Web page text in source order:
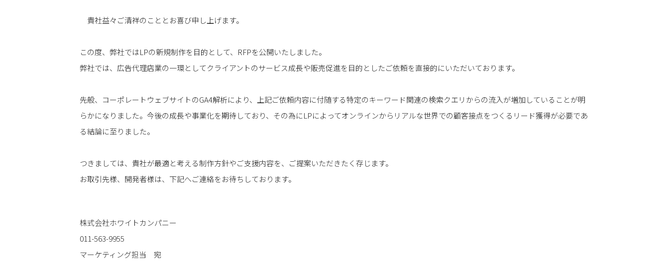
貴社益々ご清祥のこととお喜び申し上げます。
この度、弊社ではLPの新規制作を目的として、RFPを公開いたしました。
弊社では、広告代理店業の一環としてクライアントのサービス成長や販売促進を目的としたご依頼を直接的にいただいております。
先般、コーポレートウェブサイトのGA4解析により、上記ご依頼内容に付随する特定のキーワード関連の検索クエリからの流入が増加していることが明
らかになりました。 今後の成長や事業化を期待しており、その為にLPによってオンラインからリアルな世界での顧客接点をつくるリード獲得が必要であ
る結論に至りました。
つきましては、 貴社が最適と考える制作方針やご支援内容を、ご提案いただきたく存じます。
お取引先様、開発者様は、下記へご連絡をお待ちしております。
株式会社ホワイトカンパニー
011-563-9955
マーケティング担当 宛